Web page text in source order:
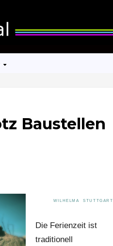
Baustellen
WILHELMA STUTTGART
Die Ferienzeit ist
traditionell